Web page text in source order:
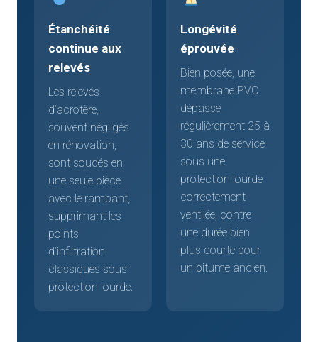
Étanchéité
continue aux
relevés
Les relevés
d’acrotère,
souvent négligés
en rénovation,
sont soudés en
une seule pièce
avec le rampant,
supprimant les
points
d’infiltration
classiques sous
protection lourde.
Longévité
éprouvée
Bien posée, une
membrane PVC
dépasse
régulièrement 25 à
30 ans de service
sous une
protection lourde
correctement
ventilée, contre
une durée bien
plus courte pour
un bitume ancien.